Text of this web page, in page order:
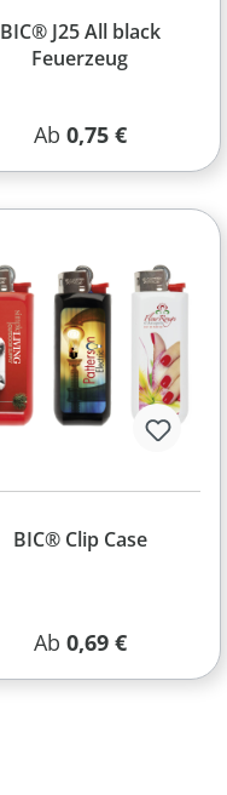
BIC® J25 All black
Feuerzeug
Regulärer Preis:
Ab 0,75 €
BIC® Clip Case
Regulärer Preis:
Ab 0,69 €